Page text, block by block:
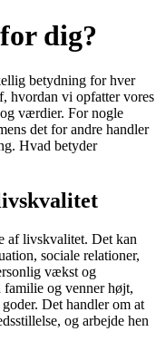
dig?
betydning for hver
hvordan vi opfatter vores
værdier. For nogle
det for andre handler
Hvad betyder
af livskvalitet. Det kan
sociale relationer,
vækst og
og venner højt,
Det handler om at
og arbejde hen